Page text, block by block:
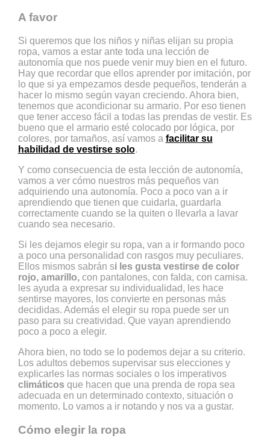
A favor
Si queremos que los niños y niñas elijan su propia
ropa, vamos a estar ante toda una lección de
autonomía que nos puede venir muy bien en el futuro.
Hay que recordar que ellos aprender por imitación, por
lo que si ya empezamos desde pequeños, tenderán a
hacer lo mismo según vayan creciendo. Ahora bien,
tenemos que acondicionar su armario. Por eso tienen
que tener acceso fácil a todas las prendas de vestir. Es
bueno que el armario esté colocado por lógica, por
colores, por tamaños, así vamos a facilitar su
habilidad de vestirse solo.
Y como consecuencia de esta lección de autonomía,
vamos a ver cómo nuestros más pequeños van
adquiriendo una autonomía. Poco a poco van a ir
aprendiendo que tienen que cuidarla, guardarla
correctamente cuando se la quiten o llevarla a lavar
cuando sea necesario.
Si les dejamos elegir su ropa, van a ir formando poco
a poco una personalidad con rasgos muy peculiares.
Ellos mismos sabrán si les gusta vestirse de color
rojo, amarillo,con pantalones, con falda, con camisa.
les ayuda a expresar su individualidad, les hace
sentirse mayores, los convierte en personas más
decididas. Además el elegir su ropa puede ser un
paso para su creatividad. Que vayan aprendiendo
poco a poco a elegir.
Ahora bien, no todo se lo podemos dejar a su criterio.
Los adultos debemos supervisar sus elecciones y
explicarles las normas sociales o los imperativos
climáticos que hacen que una prenda de ropa sea
adecuada en un determinado contexto, situación o
momento. Lo vamos a ir notando y nos va a gustar.
Cómo elegir la ropa